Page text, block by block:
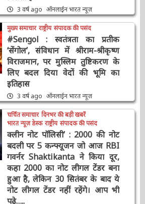
3 वर्ष ago ऑनलाईन भारत न्यूज़
मुख्य समाचार राष्ट्रीय संपादक की पसंद
#Sengol : स्वतंत्रता का प्रतीक
‘सेंगोल’, संविधान में श्रीराम-श्रीकृष्ण
विराजमान, पर मुस्लिम तुष्टिकरण के
लिए बदल दिया वेदों की भूमि का
इतिहास
3 वर्ष ago ऑनलाईन भारत न्यूज़
चर्चित समाचार दिनभर की बड़ी खबरें
भारत न्यूज़ डेस्क राष्ट्रीय संपादक की पसंद
क्लीन नोट पॉलिसी’ : 2000 की नोट
बदली पर 5 कन्फ्यूजन जो आज RBI
गवर्नर Shaktikanta ने किया दूर,
कहा 2000 का नोट लीगल टेंडर बना
हुआ है, लेकिन 30 सितंबर के बाद ये
नोट लीगल टेंडर नहीं रहेंगे। आप भी
पढ़े…..